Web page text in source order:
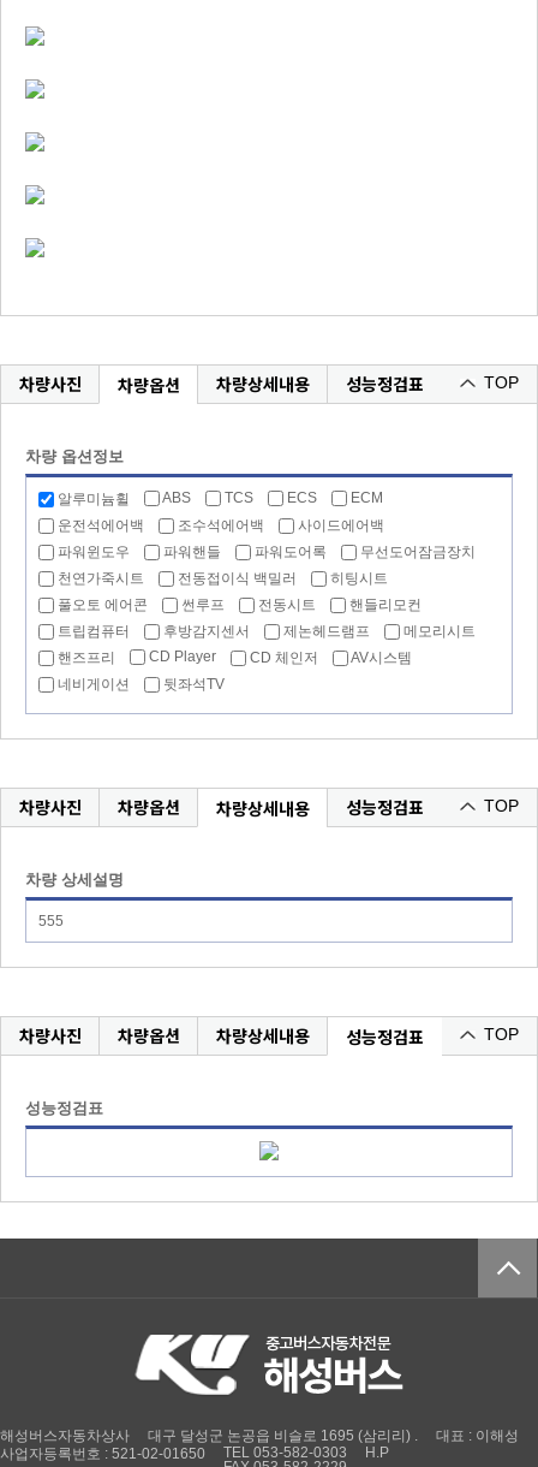
차량사진 차량옵션 차량상세내용 성능정검표 TOP
차량 옵션정보
알루미늄휠 ABS TCS ECS
ECM
운전석에어백
조수석에어백
사이드에어백
파워윈도우
파워핸들 파워도어록
무선도어잠금장치
천연가죽시트
전동접이식 백밀러
히팅시트
풀오토 에어콘
썬루프 전동시트
핸들리모컨
트립컴퓨터
후방감지센서 제논헤드램프
메모리시트
핸즈프리
CD Player CD 체인저
AV시스템
네비게이션
뒷좌석TV
차량사진 차량옵션 차량상세내용 성능정검표 TOP
차량 상세설명
555
차량사진 차량옵션 차량상세내용 성능정검표 TOP
성능정검표
해성버스자동차상사 대구 달성군 논공읍 비슬로 1695 (삼리리) .
대표 : 이해성
사업자등록번호 : 521-02-01650
TEL 053-582-0303
H.P